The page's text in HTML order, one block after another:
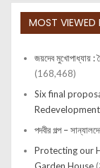
MOST VIEWED
জয়দেব মুখোপাধ্যায় :
(168,468)
Six final
পদবীর গল্প –
Protecting our